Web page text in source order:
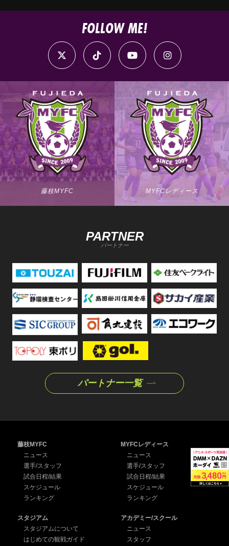
FOLLOW ME!
藤枝MYFC MYFCレディース
PARTNER
パートナー
パートナー一覧
藤枝MYFC
ニュース
選手/スタッフ
試合日程/結果
スケジュール
ランキング
MYFCレディース
ニュース
選手/スタッフ
試合日程/結果
スケジュール
ランキング
スタジアム
スタジアムについて
はじめての観戦ガイド
アカデミー/スクール
ニュース
スタッフ